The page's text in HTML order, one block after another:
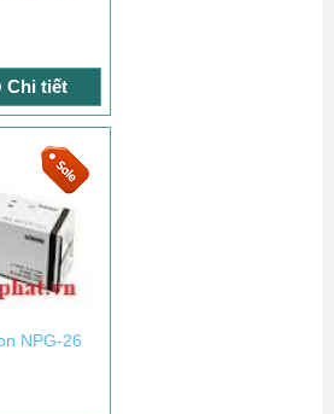
Chi tiết
NPG-26